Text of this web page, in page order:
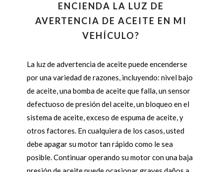
ENCIENDA LA LUZ DE
AVERTENCIA DE ACEITE EN MI
VEHÍCULO?
La luz de advertencia de aceite puede encenderse
por una variedad de razones, incluyendo: nivel bajo
de aceite, una bomba de aceite que falla, un sensor
defectuoso de presión del aceite, un bloqueo en el
sistema de aceite, exceso de espuma de aceite, y
otros factores. En cualquiera de los casos, usted
debe apagar su motor tan rápido como le sea
posible. Continuar operando su motor con una baja